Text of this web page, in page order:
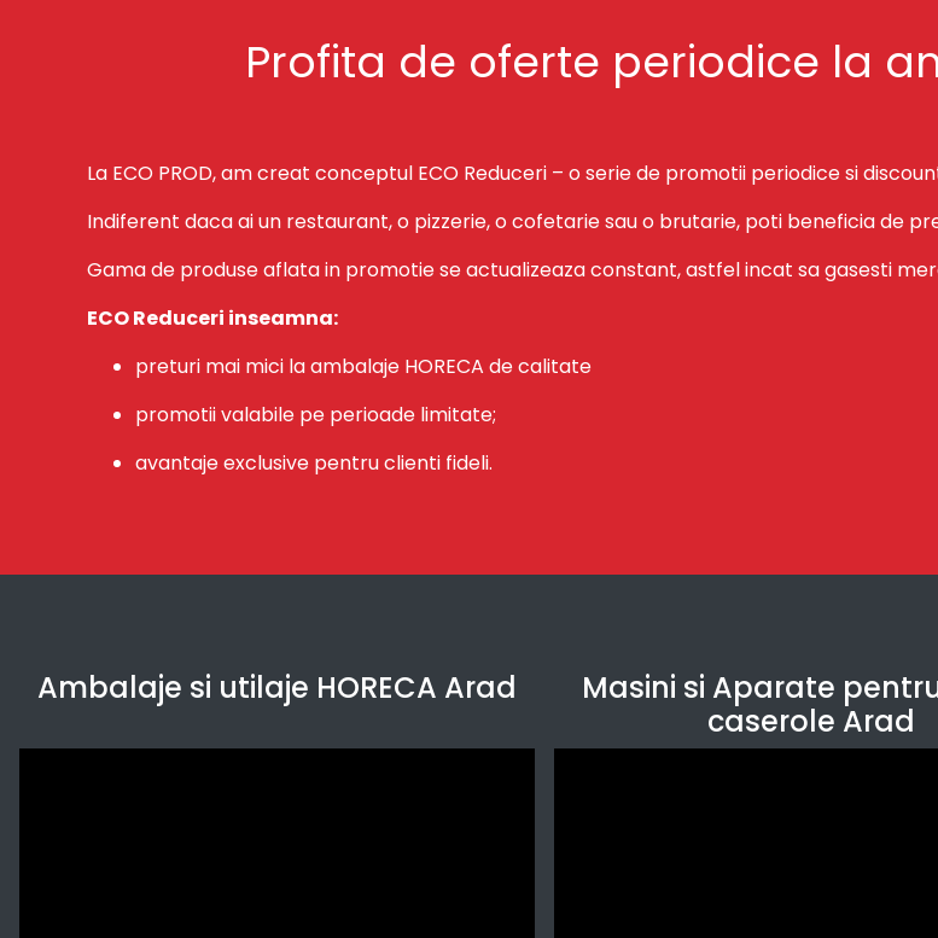
Profita de oferte periodice la
La ECO PROD, am creat conceptul ECO Reduceri – o serie de promotii periodice si
Indiferent daca ai un restaurant, o pizzerie, o cofetarie sau o brutarie, poti beneficia de
Gama de produse aflata in promotie se actualizeaza constant, astfel incat sa gasesti
ECO Reduceri inseamna:
preturi mai mici la ambalaje HORECA de calitate
promotii valabile pe perioade limitate;
avantaje exclusive pentru clienti fideli.
Ambalaje si utilaje HORECA Arad
Masini si Aparate
caserole Arad